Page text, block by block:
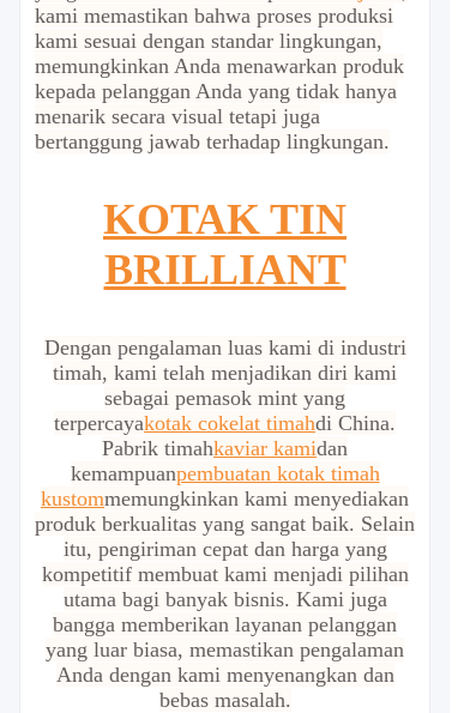
kami memastikan bahwa proses produksi
kami sesuai dengan standar lingkungan,
memungkinkan Anda menawarkan produk
kepada pelanggan Anda yang tidak hanya
menarik secara visual tetapi juga
bertanggung jawab terhadap lingkungan.
KOTAK TIN
BRILLIANT
Dengan pengalaman luas kami di industri
timah, kami telah menjadikan diri kami
sebagai pemasok mint yang
terpercayakotak cokelat timahdi China.
Pabrik timahkaviar kamidan
kemampuanpembuatan kotak timah
kustommemungkinkan kami menyediakan
produk berkualitas yang sangat baik. Selain
itu, pengiriman cepat dan harga yang
kompetitif membuat kami menjadi pilihan
utama bagi banyak bisnis. Kami juga
bangga memberikan layanan pelanggan
yang luar biasa, memastikan pengalaman
Anda dengan kami menyenangkan dan
bebas masalah.